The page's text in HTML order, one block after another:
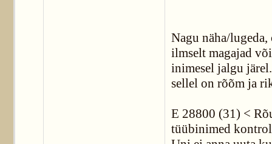
Nagu näha/
ilmselt magajad
inimesel jalgu
sellel on rõõm ja
E 28800 (31) <
tüübinimed